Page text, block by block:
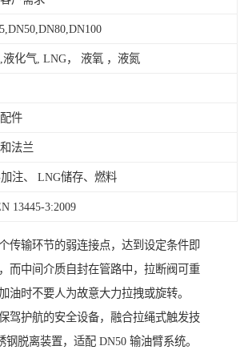
液化气, LNG， 液氧 ，液氮
件
法兰
注、 LNG储存、燃料
13445-3:2009
传输环节的弱连接点，达到设定条件即
而中间介质自封在管路中，拉断阀可重
油时不要人为故意大力拉拽或旋转。
驾护航的安全设备，融合拉绳式触发技
钢脱离装置，适配 DN50 输油臂系统。